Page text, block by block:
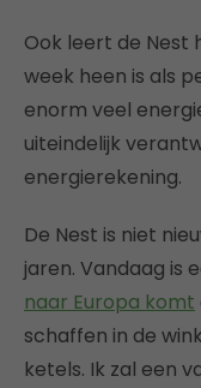
Ook leert de Nest
week heen is als
enorm veel
uiteindelijk
energierekening.
De Nest is niet
jaren. Vandaag is
naar Europa komt
schaffen in de
ketels. Ik zal een